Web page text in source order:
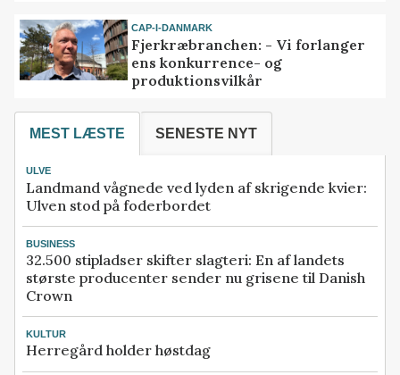
CAP-I-DANMARK
Fjerkræbranchen: - Vi forlanger
ens konkurrence- og
produktionsvilkår
MEST LÆSTE SENESTE NYT
ULVE
Landmand vågnede ved lyden af skrigende kvier:
Ulven stod på foderbordet
BUSINESS
32.500 stipladser skifter slagteri: En af landets
største producenter sender nu grisene til Danish
Crown
KULTUR
Herregård holder høstdag